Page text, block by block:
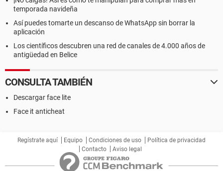
temporada navideña
Así puedes tomarte un descanso de WhatsApp sin borrar la
aplicación
Los científicos descubren una red de canales de 4.000 años de
antigüedad en Belice
CONSULTA TAMBIÉN
Descargar face lite
Face it anticheat
Regístrate aquí Equipo Condiciones de uso
Política de privacidad
Contacto
Aviso legal